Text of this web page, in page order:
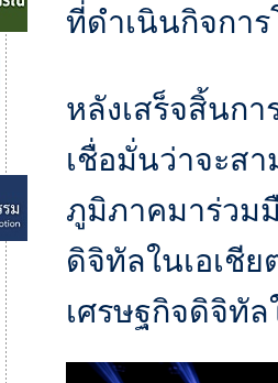
ที่ดำเนินกิจกา
หลังเสร็จสิ้นกา
เชื่อมั่นว่าจะส
ภูมิภาคมาร่วม
ดิจิทัลในเอเชี
เศรษฐกิจดิจิทั